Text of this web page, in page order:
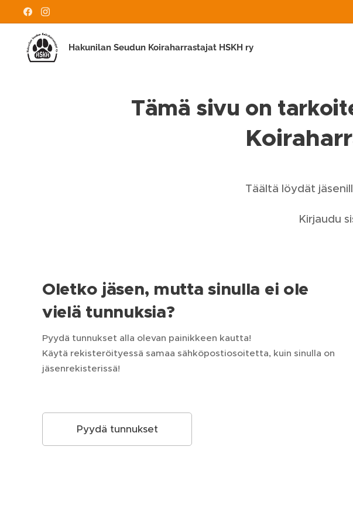
Hakunilan Seudun Koiraharrastajat HSKH ry
Tämä sivu on
Täältä löydät
Kirjaudu
Oletko jäsen, mutta sinulla ei ole
vielä tunnuksia?
Pyydä tunnukset alla olevan painikkeen kautta!
Käytä rekisteröityessä samaa sähköpostiosoitetta, kuin sinulla on
jäsenrekisterissä!
Pyydä tunnukset